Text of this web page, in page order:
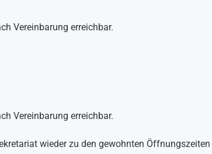
Vereinbarung erreichbar.
Vereinbarung erreichbar.
wieder zu den gewohnten Öffnungszeiten